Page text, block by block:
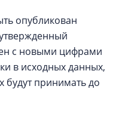
опубликован
с новыми цифрами
в исходных данных,
будут принимать до